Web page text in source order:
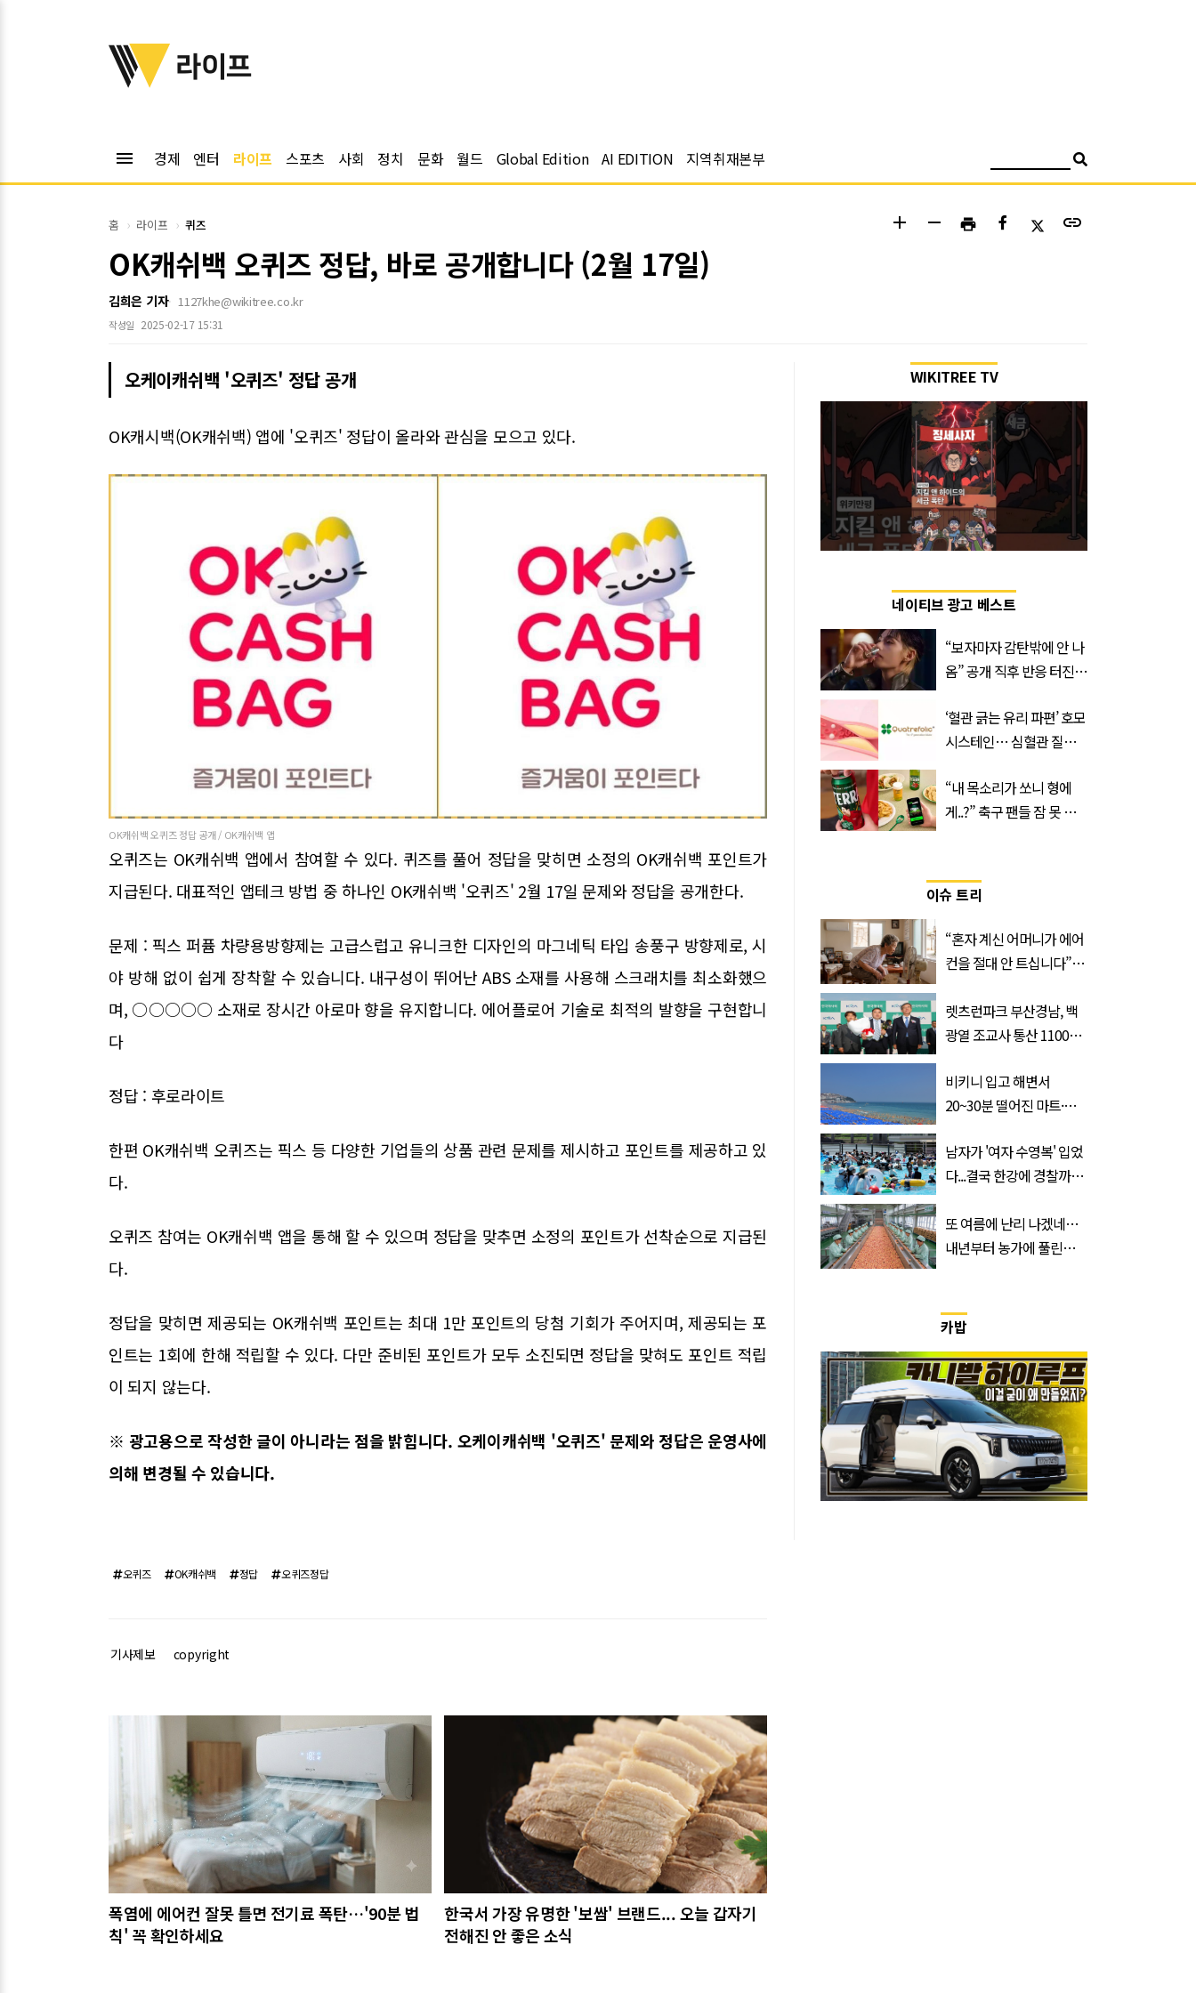
위키트리
라이프
menu 경제 엔터 라이프 스포츠 사회 정치 문화 월드 Global Edition AI EDITION 지역취재본부
홈 라이프 퀴즈 add remove print link
OK캐쉬백 오퀴즈 정답, 바로 공개합니다 (2월 17일)
김희은 기자 1127khe@wikitree.co.kr
작성일 2025-02-17 15:31
오케이캐쉬백 '오퀴즈' 정답 공개
OK캐시백(OK캐쉬백) 앱에 '오퀴즈' 정답이 올라와 관심을 모으고 있다.
OK캐쉬백 오퀴즈 정답 공개 / OK캐쉬백 앱
오퀴즈는 OK캐쉬백 앱에서 참여할 수 있다. 퀴즈를 풀어 정답을 맞히면 소정의 OK캐쉬백 포인트가
지급된다. 대표적인 앱테크 방법 중 하나인 OK캐쉬백 '오퀴즈' 2월 17일 문제와 정답을 공개한다.
문제 : 픽스 퍼퓸 차량용방향제는 고급스럽고 유니크한 디자인의 마그네틱 타입 송풍구 방향제로, 시
야 방해 없이 쉽게 장착할 수 있습니다. 내구성이 뛰어난 ABS 소재를 사용해 스크래치를 최소화했으
며, ○○○○○ 소재로 장시간 아로마 향을 유지합니다. 에어플로어 기술로 최적의 발향을 구현합니
다
정답 : 후로라이트
한편 OK캐쉬백 오퀴즈는 픽스 등 다양한 기업들의 상품 관련 문제를 제시하고 포인트를 제공하고 있
다.
오퀴즈 참여는 OK캐쉬백 앱을 통해 할 수 있으며 정답을 맞추면 소정의 포인트가 선착순으로 지급된
다.
정답을 맞히면 제공되는 OK캐쉬백 포인트는 최대 1만 포인트의 당첨 기회가 주어지며, 제공되는 포
인트는 1회에 한해 적립할 수 있다. 다만 준비된 포인트가 모두 소진되면 정답을 맞혀도 포인트 적립
이 되지 않는다.
※ 광고용으로 작성한 글이 아니라는 점을 밝힙니다. 오케이캐쉬백 '오퀴즈' 문제와 정답은 운영사에
의해 변경될 수 있습니다.
오퀴즈 OK캐쉬백 정답 오퀴즈정답
기사제보 copyright
관련기사
폭염에 에어컨 잘못 틀면 전기료 폭탄…'90분 법
칙' 꼭 확인하세요
한국서 가장 유명한 '보쌈' 브랜드... 오늘 갑자기
전해진 안 좋은 소식
WIKITREE TV
네이티브 광고 베스트
“보자마자 감탄밖에 안 나
옴” 공개 직후 반응 터진
‘혈관 긁는 유리 파편’ 호모
시스테인… 심혈관 질환
“내 목소리가 쏘니 형에
게..?” 축구 팬들 잠 못 들
이슈 트리
“혼자 계신 어머니가 에어
컨을 절대 안 트십니다”…
렛츠런파크 부산경남, 백
광열 조교사 통산 1100
비키니 입고 해변서
20~30분 떨어진 마트·주
속출, 반응 폭발
남자가 '여자 수영복' 입었
다...결국 한강에 경찰까지
또 여름에 난리 나겠네…
내년부터 농가에 풀린다는
카밥